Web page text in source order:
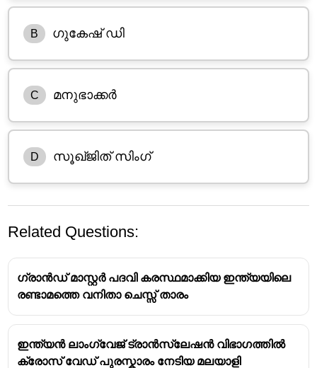
B ഗുകേഷ് ഡി
C മനുഭാക്കർ
D സൂഖ്‌ജിത് സിംഗ്
2024-ലെ മേജർ ധ്യാൻചന്ദ് ഖേൽരത്ന അവാർഡ്
നേടിയവർ:
Related Questions:
ഗ്രാൻഡ് മാസ്റ്റർ പദവി കരസ്ഥമാക്കിയ ഇന്ത്യയിലെ
രണ്ടാമത്തെ വനിതാ ചെസ്സ് താരം
ഇന്ത്യൻ ലാംഗ്വേജ് ട്രാൻസ്ലേഷൻ വിഭാഗത്തിൽ
ക്രോസ് വേഡ് പുരസ്കാരം നേടിയ മലയാളി